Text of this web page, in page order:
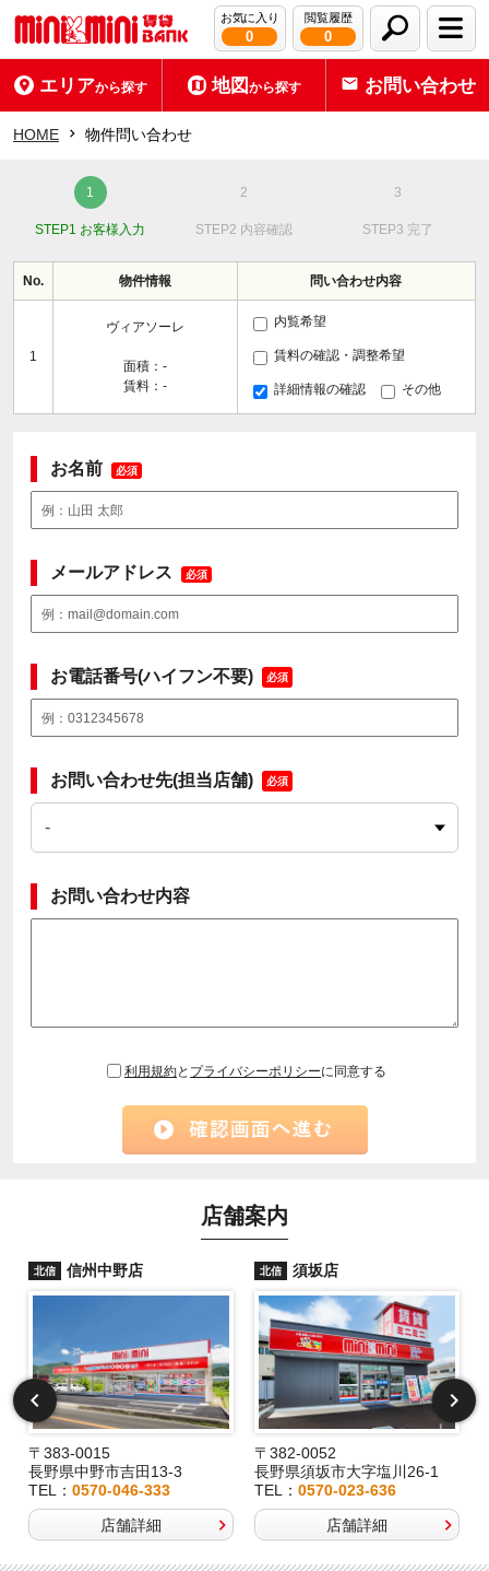
お気に入り
0
閲覧履歴
0
エリアから探す 地図から探す お問い合わせ
HOME 物件問い合わせ
STEP1 お客様入力 STEP2 内容確認 STEP3 完了
No. 物件情報 問い合わせ内容
1
ヴィアソーレ
面積：-
賃料：-
内覧希望
賃料の確認・調整希望
詳細情報の確認 その他
お名前 必須
メールアドレス 必須
お電話番号(ハイフン不要) 必須
お問い合わせ先(担当店舗) 必須
お問い合わせ内容
利用規約と プライバシーポリシーに同意する
店舗案内
北信 信州中野店
〒383-0015
長野県中野市吉田13-3
TEL： 0570-046-333
店舗詳細
北信 須坂店
〒382-0052
長野県須坂市大字塩川26-1
TEL：0570-023-636
店舗詳細